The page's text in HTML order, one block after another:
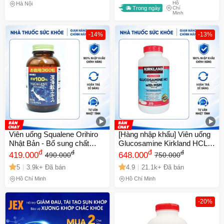
2020Hà Nội
Trong ngày
Hồ
Chí
Minh
-14%
Viên uống Squalene Orihiro
Nhật Bản - Bổ sung chất
chống oxi hóa và tăng cường
sức khỏe tổng thể
419.000đ 490.000đ
5 3.9k+ Đã bán
Hồ Chí Minh
-13%
[Hàng nhập khẩu] Viên uống
Glucosamine Kirkland HCL
1500mg với MSM 1500mg -
Hỗ trợ xương khớp, hộp 375
viên cho người lớn
648.000đ 750.000đ
4.9 21.1k+ Đã bán
Hồ Chí Minh
-20%